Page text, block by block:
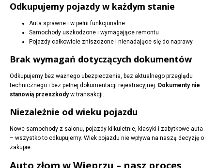
Odkupujemy pojazdy w każdym stanie
Auta sprawne i w pełni funkcjonalne
Samochody uszkodzone i wymagające remontu
Pojazdy całkowicie zniszczone i nienadające się do naprawy
Brak wymagań dotyczących dokumentów
Odkupujemy bez ważnego ubezpieczenia, bez aktualnego przeglądu
technicznego i bez pełnej dokumentacji rejestracyjnej. Dokumenty nie
stanowią przeszkodyw transakcji.
Niezależnie od wieku pojazdu
Nowe samochody z salonu, pojazdy kilkuletnie, klasyki i zabytkowe auta
– wszystko to odkupujemy. Wiek pojazdu nie wpływa na naszą decyzję o
zakupie.